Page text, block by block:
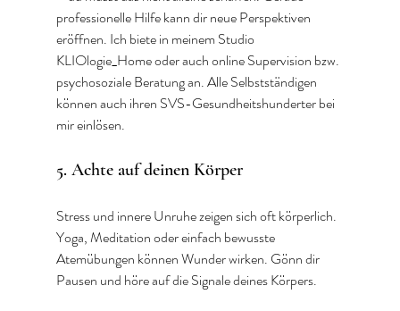
professionelle Hilfe kann dir neue Perspektiven
eröffnen. Ich biete in meinem Studio
KLIOlogie_Home oder auch online Supervision bzw.
psychosoziale Beratung an. Alle Selbstständigen
können auch ihren SVS-Gesundheitshunderter bei
mir einlösen.
5. Achte auf deinen Körper
Stress und innere Unruhe zeigen sich oft körperlich.
Yoga, Meditation oder einfach bewusste
Atemübungen können Wunder wirken. Gönn dir
Pausen und höre auf die Signale deines Körpers.